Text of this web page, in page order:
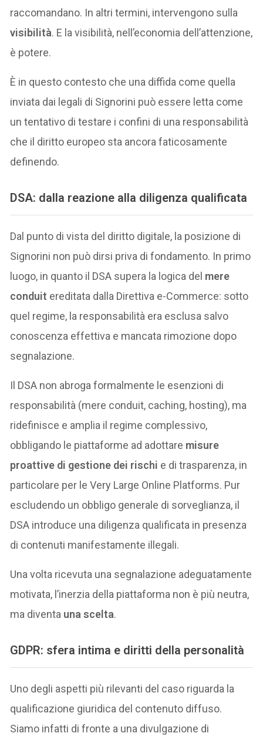
raccomandano. In altri termini, intervengono sulla
visibilità. E la visibilità, nell’economia dell’attenzione,
è potere.
È in questo contesto che una diffida come quella
inviata dai legali di Signorini può essere letta come
un tentativo di testare i confini di una responsabilità
che il diritto europeo sta ancora faticosamente
definendo.
DSA: dalla reazione alla diligenza qualificata
Dal punto di vista del diritto digitale, la posizione di
Signorini non può dirsi priva di fondamento. In primo
luogo, in quanto il DSA supera la logica del mere
conduit ereditata dalla Direttiva e-Commerce: sotto
quel regime, la responsabilità era esclusa salvo
conoscenza effettiva e mancata rimozione dopo
segnalazione.
Il DSA non abroga formalmente le esenzioni di
responsabilità (mere conduit, caching, hosting), ma
ridefinisce e amplia il regime complessivo,
obbligando le piattaforme ad adottare misure
proattive di gestione dei rischi e di trasparenza, in
particolare per le Very Large Online Platforms. Pur
escludendo un obbligo generale di sorveglianza, il
DSA introduce una diligenza qualificata in presenza
di contenuti manifestamente illegali.
Una volta ricevuta una segnalazione adeguatamente
motivata, l’inerzia della piattaforma non è più neutra,
ma diventa una scelta.
GDPR: sfera intima e diritti della personalità
Uno degli aspetti più rilevanti del caso riguarda la
qualificazione giuridica del contenuto diffuso.
Siamo infatti di fronte a una divulgazione di